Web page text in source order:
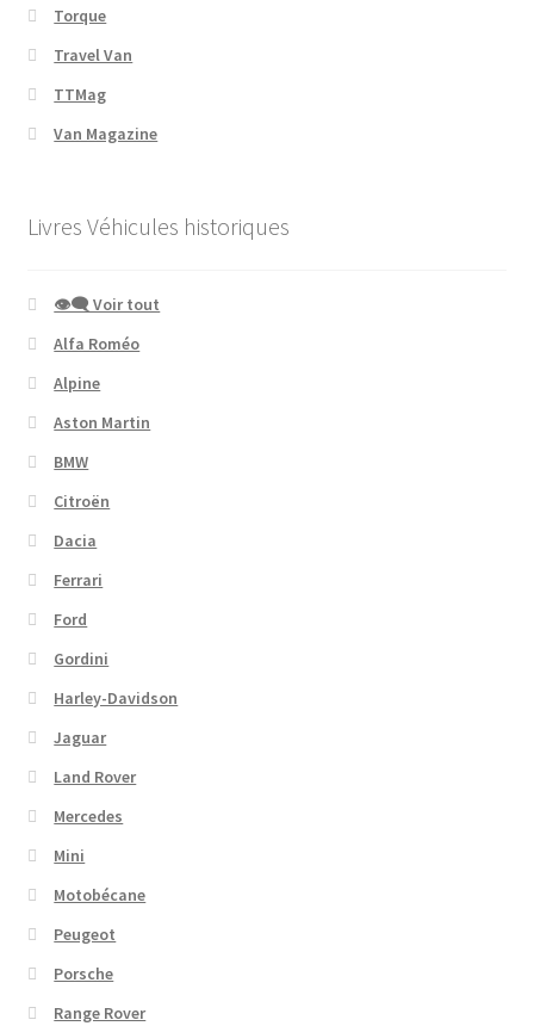
Torque
Travel Van
TTMag
Van Magazine
Livres Véhicules historiques
👁‍🗨 Voir tout
Alfa Roméo
Alpine
Aston Martin
BMW
Citroën
Dacia
Ferrari
Ford
Gordini
Harley-Davidson
Jaguar
Land Rover
Mercedes
Mini
Motobécane
Peugeot
Porsche
Range Rover